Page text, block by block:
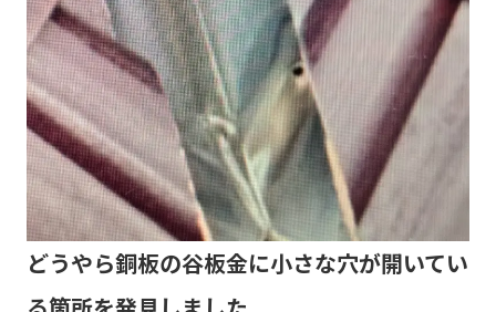
どうやら銅板の谷板金に小さな穴が開いてい